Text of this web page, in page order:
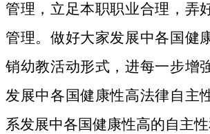
管理，立足本职职业合理，弄
管理。做好大家发展中各国健
销幼教活动形式，进每一步增
发展中各国健康性高法律自主
系发展中各国健康性高的自主性